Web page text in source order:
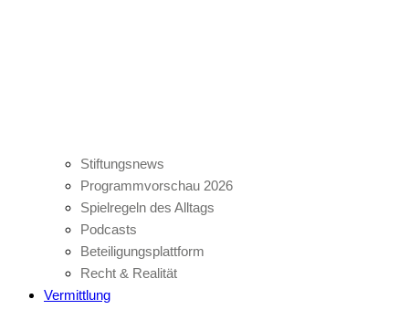
Stiftungsnews
Programmvorschau 2026
Spielregeln des Alltags
Podcasts
Beteiligungsplattform
Recht & Realität
Vermittlung